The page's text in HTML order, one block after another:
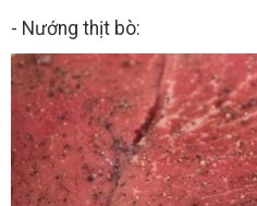
- Nướng thịt bò: